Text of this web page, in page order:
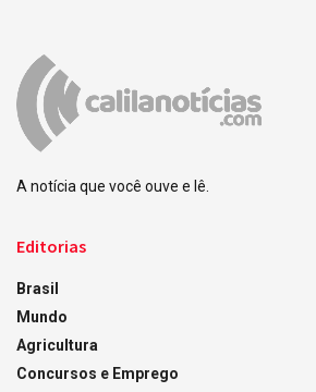
A notícia que você ouve e lê.
Editorias
Brasil
Mundo
Agricultura
Concursos e Emprego